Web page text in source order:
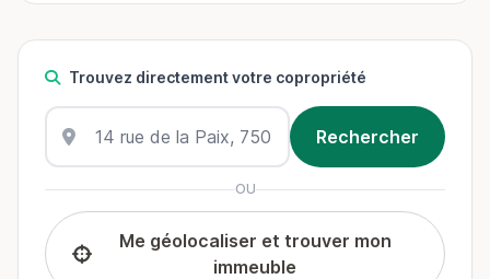
Trouvez directement votre copropriété
OU
Me géolocaliser et trouver mon
immeuble